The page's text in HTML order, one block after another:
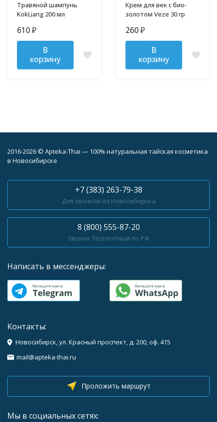
Травяной шампунь
KokLiang 200 мл
610 ₽
В
корзину
Крем для век с био-
золотом Veze 30 гр
260 ₽
В
корзину
2016-2026 © Apteka-Thai — 100% натуральная тайская косметика
в Новосибирске
+7 (383) 263-79-38
Для звонков из Новосибирска
8 (800) 555-87-20
Звонок бесплатный по РФ
Написать в мессенджеры:
Контакты:
Новосибирск, ул. Красный проспект, д. 200, оф. 415
mail@apteka-thai.ru
Проложить маршрут
Мы в социальных сетях: